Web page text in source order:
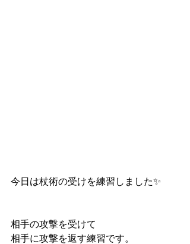
今日は杖術の受けを練習しました✨
相手の攻撃を受けて
相手に攻撃を返す練習です。